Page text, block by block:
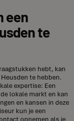
een
te
hebt, kan
te hebben.
expertise: Een
lokale markt en kan
en kansen in deze
kun je een
opnemen als je